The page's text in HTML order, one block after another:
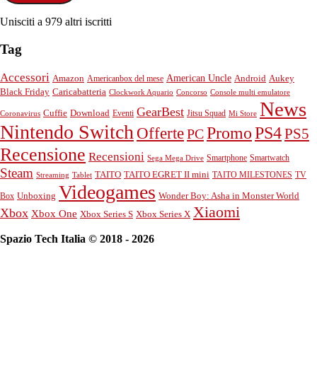
Unisciti a 979 altri iscritti
Tag
Accessori Amazon Americanbox del mese American Uncle Android Aukey
Black Friday Caricabatteria Clockwork Aquario Concorso Console multi emulatore
Coronavirus Cuffie Download Eventi GearBest Jitsu Squad Mi Store News
Nintendo Switch OffertePCPromoPS4PS5
Recensione Recensioni Sega Mega Drive Smartphone Smartwatch
Steam Streaming Tablet TAITO TAITO EGRET II mini TAITO MILESTONES TV
Box Unboxing Videogames Wonder Boy: Asha in Monster World
Xbox Xbox One Xbox Series S Xbox Series X Xiaomi
Spazio Tech Italia © 2018 - 2026